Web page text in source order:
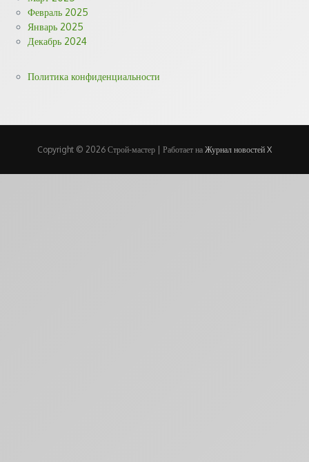
Февраль 2025
Январь 2025
Декабрь 2024
Политика конфиденциальности
Copyright © 2026 Строй-мастер | Работает на Журнал новостей X